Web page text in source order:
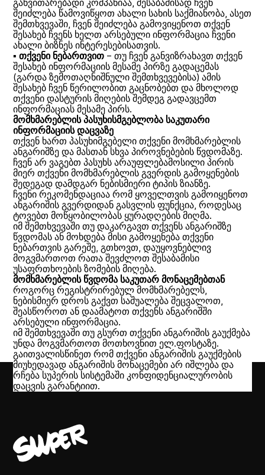
შეიძლება წამოვიწყოთ ახალი სახის საქმიანობა, ასეთ
შემთხვევაში, ჩვენ შეიძლება გამოვიყენოთ თქვენ
შესახებ ჩვენს ხელთ არსებული ინფორმაცია ჩვენი
ახალი ბიზნეს ინტერესებისათვის.
▪თქვენი ნებართვით – თუ ჩვენ განვიზრახავთ თქვენ
შესახებ ინფორმაციის მესამე პირზე გადაცემას
(გარდა ზემოთაღნიშნული შემთხვევებისა) ამის
შესახებ ჩვენ წერილობით გაცნობებთ და მხოლოდ
თქვენი დასტურის მიღების შემდეგ გადავცემთ
ინფორმაციას მესამე პირს.
მომხმარებლის პასუხისმგებლობა საკუთარი
ინფორმაციის დაცვაზე
თქვენ ხართ პასუხიმგებელი თქვენი მომხმარებლის
ანგარიშზე და მასთან სხვა პიროვნებების წვდომაზე.
ჩვენ არ ვაგებთ პასუხს არაუფლებამოსილი პირის
მიერ თქვენი მომხმარებლის გვერდის გამოყენების
შედეგად დამდგარ ნებისმიერი ტიპის ზიანზე.
ჩვენი რეკომენდაციაა რომ ყოველთვის გამოიყენოთ
ანგარიშის გვერდიდან გასვლის ფუნქცია, როდესაც
ტოვებთ მოწყობილობას ყურადღების მიღმა.
იმ შემთხვევაში თუ დაკარგავთ თქვენს ანგარიშზე
წვდომას ან მოხდება მისი გამოყენება თქვენი
ნებართვის გარეშე, გთხოვთ, დაუყოვნებლივ
მოგვმართოთ რათა შევძლოთ შესაბამისი
უსაფრთხოების ზომების მიღება.
მომხმარებლის წვდომა საკუთარ მონაცემებთან
როგორც რეგისტრირებულ მომხმარებელს,
ნებისმიერ დროს გაქვთ საშუალება შეცვალოთ,
შეასწოროთ ან დაამატოთ თქვენს ანგარიშში
არსებული ინფორმაცია.
იმ შემთხვევაში თუ გსურთ თქვენი ანგარიშის გაუქმება
უნდა მოგვმართოთ მოთხოვნით ელ.ფოსტაზე.
გაითვალისწინეთ რომ თქვენი ანგარიშის გაუქმების
მიუხედავად ანგარიშის მონაცემები არ იშლება და
რჩება სუპერის სისტემაში კონფიდენციალურობის
დაცვის გარანტიით.